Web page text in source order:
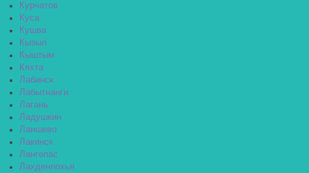
Курчатов
Куса
Кушва
Кызыл
Кыштым
Кяхта
Лабинск
Лабытнанги
Лагань
Ладушкин
Лаишево
Лакинск
Лангепас
Лахденпохья